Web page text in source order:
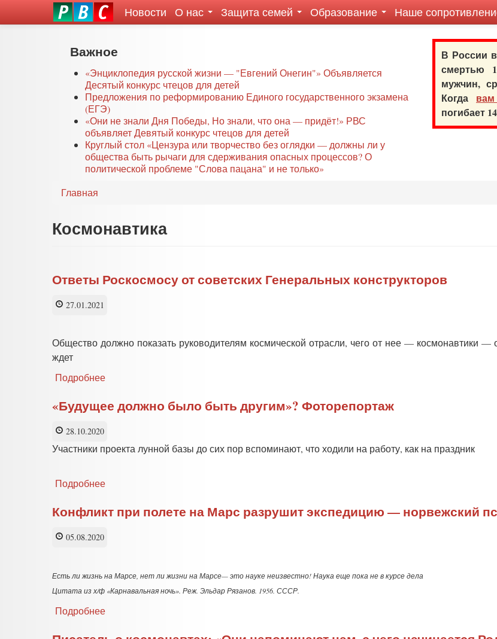
Новости О нас Защита семей Образование Наше
Важное
«Энциклопедия русской жизни — "Евгений Онегин"» Объявляется
Десятый конкурс чтецов для детей
Предложения по реформированию Единого государственного экзамена
(ЕГЭ)
«Они не знали Дня Победы, Но знали, что она — придёт!» РВС
объявляет Девятый конкурс чтецов для детей
Круглый стол «Цензура или творчество без оглядки — должны ли у
общества быть рычаги для сдерживания опасных процессов? О
политической проблеме "Слова пацана" и не только»
В России
смертью
мужчин,
Когда
погибает
Главная
Космонавтика
Ответы Роскосмосу от советских Генеральных конструкторов
27.01.2021
Общество должно показать руководителям космической отрасли, чего от нее — космонавтики —
ждет
Подробнее
Роскосмосу
от
конструкторов
«Будущее должно было быть другим»? Фоторепортаж
28.10.2020
Участники проекта лунной базы до сих пор вспоминают, что ходили на работу, как на праздник
Подробнее
должно
было
Конфликт при полете на Марс разрушит экспедицию — норвежский
05.08.2020
Есть ли жизнь на Марсе, нет ли жизни на Марсе— это науке неизвестно! Наука еще пока не в курсе дела
Цитата из х/ф «Карнавальная ночь». Реж. Эльдар Рязанов. 1956. СССР.
Подробнее
при